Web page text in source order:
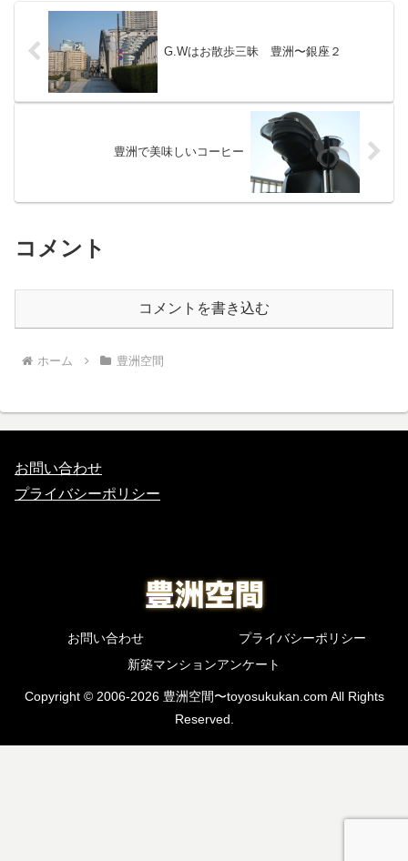
ました。編集さんとライターさん
が2人、わざわざ豊洲まで会い
G.Wはお散歩三昧 豊洲〜銀座２
豊洲で美味しいコーヒー
コメント
コメントを書き込む
ホーム 豊洲空間
お問い合わせ
プライバシーポリシー
お問い合わせ
プライバシーポリシー
新築マンションアンケート
Copyright © 2006-2026 豊洲空間〜toyosukukan.com All Rights
Reserved.